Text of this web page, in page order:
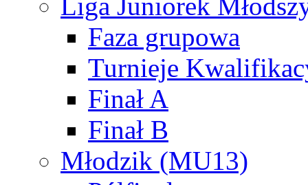
Faza grupowa
Turnieje
Finał A
Finał B
Młodzik (MU13)